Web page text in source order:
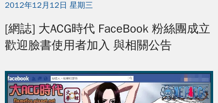
2012年12月12日 星期三
[網誌] 大ACG時代 FaceBook 粉絲團成立
歡迎臉書使用者加入 與相關公告